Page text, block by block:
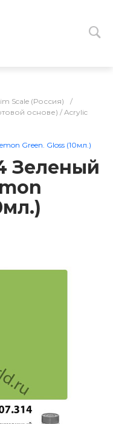
Scale (Россия)
/
основе) / Acrylic
Green. Gloss (10мл.)
Зеленый